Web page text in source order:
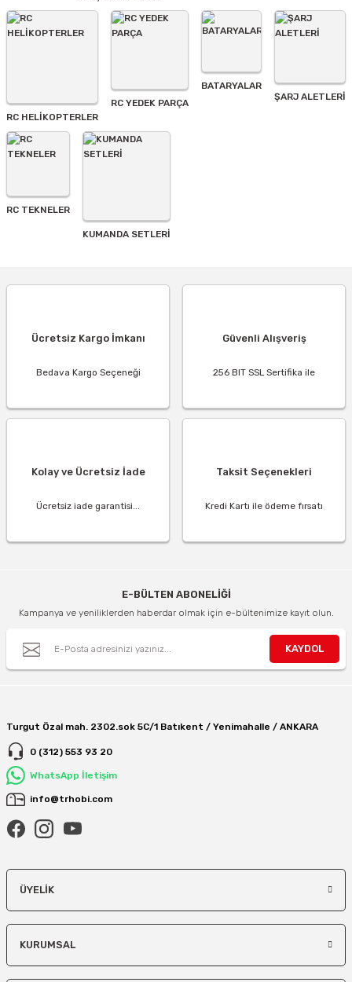
Gönder
RC HELİKOPTERLER
RC YEDEK PARÇA
BATARYALAR
ŞARJ ALETLERI
RC TEKNELER
KUMANDA SETLERİ
Ücretsiz Kargo İmkanı
Bedava Kargo Seçeneği
Güvenli Alışveriş
256 BIT SSL Sertifika ile
Kolay ve Ücretsiz İade
Ücretsiz iade garantisi...
Taksit Seçenekleri
Kredi Kartı ile ödeme fırsatı
E-BÜLTEN ABONELİĞİ
Kampanya ve yeniliklerden haberdar olmak için e-bültenimize kayıt olun.
KAYDOL
Turgut Özal mah. 2302.sok 5C/1 Batıkent / Yenimahalle / ANKARA
0 (312) 553 93 20
WhatsApp İletişim
info@trhobi.com
ÜYELIK
KURUMSAL